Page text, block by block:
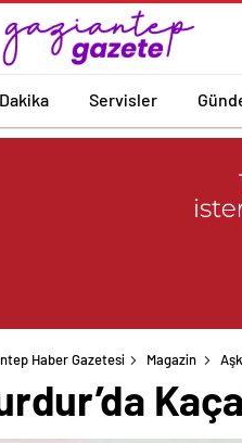
Servisler
Haber Gazetesi Magazin